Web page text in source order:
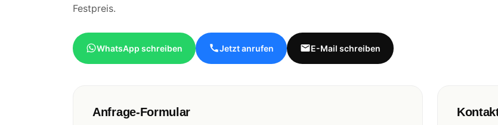
Festpreis.
WhatsApp schreiben Jetzt anrufen E-Mail schreiben
Anfrage-Formular